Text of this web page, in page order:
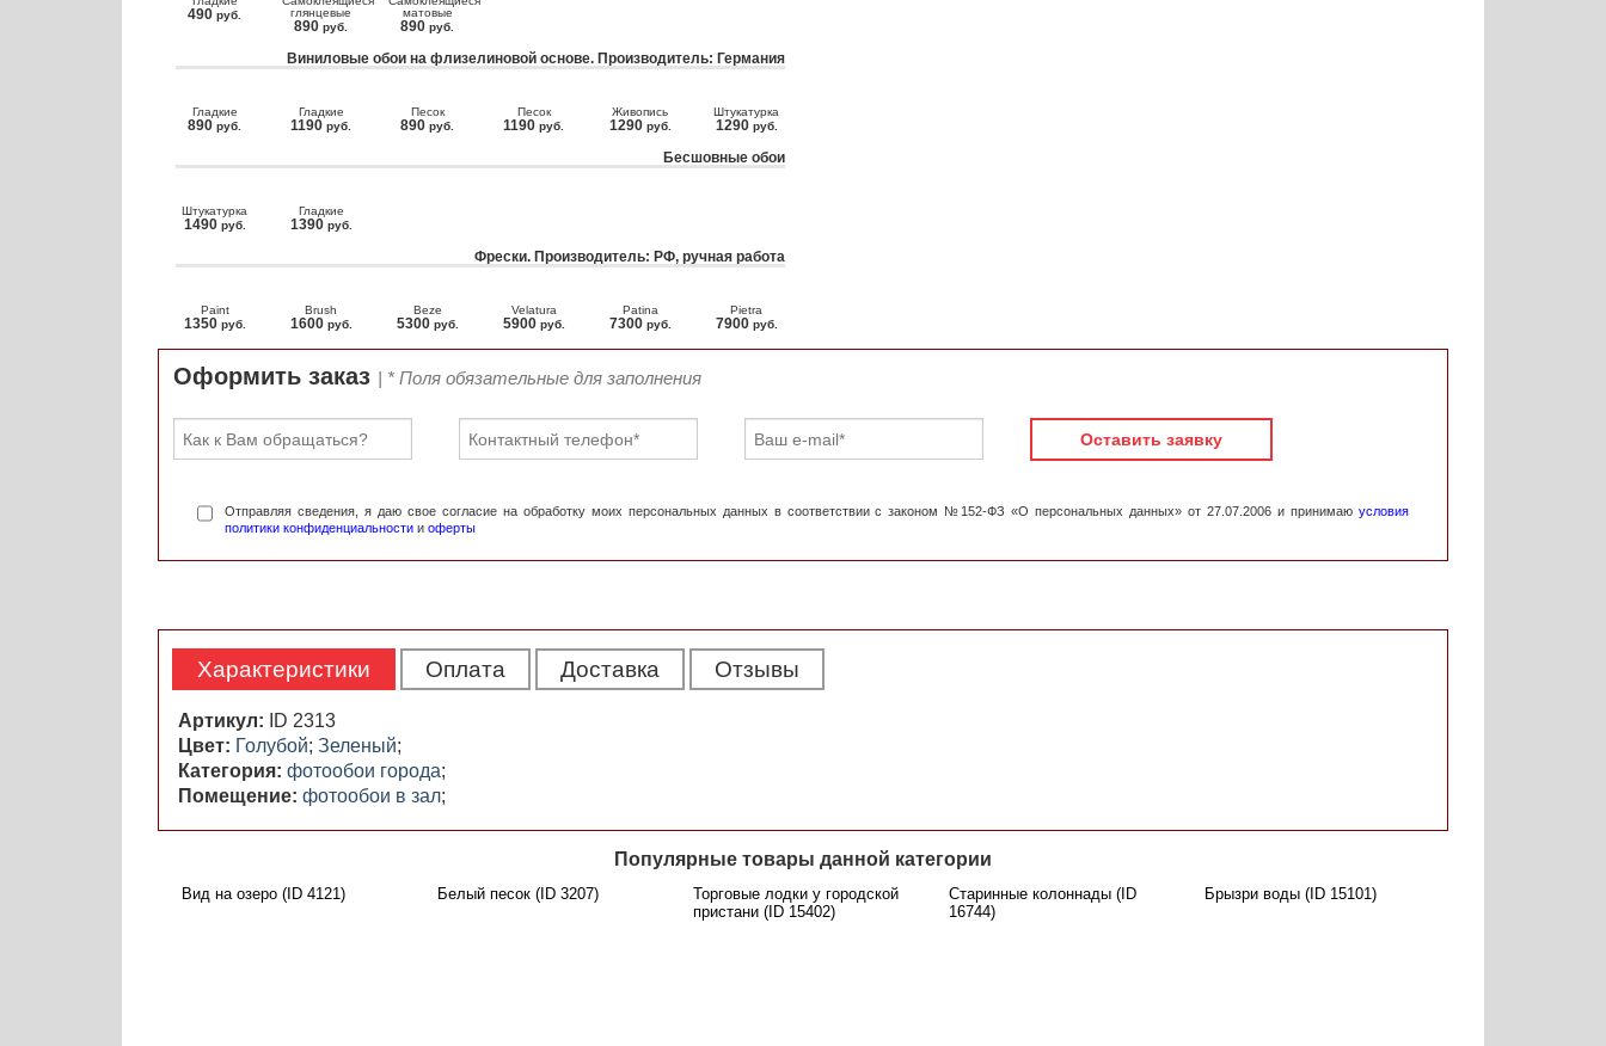
490 руб.
глянцевые
890 руб.
матовые
890 руб.
Виниловые обои на флизелиновой основе. Производитель: Германия
Гладкие
890 руб.
Гладкие
1190 руб.
Песок
890 руб.
Песок
1190 руб.
Живопись
1290 руб.
Штукатурка
1290 руб.
Бесшовные обои
Штукатурка
1490 руб.
Гладкие
1390 руб.
Фрески. Производитель: РФ, ручная работа
Paint
1350 руб.
Brush
1600 руб.
Beze
5300 руб.
Velatura
5900 руб.
Patina
7300 руб.
Pietra
7900 руб.
Оформить заказ | * Поля обязательные для заполнения
Оставить заявку
Отправляя сведения, я даю свое согласие на обработку моих персональных данных в соответствии с законом №152-ФЗ «О персональных данных» от 27.07.2006 и принимаю условия
политики конфиденциальности и оферты
Характеристики Оплата Доставка Отзывы
Артикул:
ID 2313
Цвет: Голубой; Зеленый;
Категория: фотообои города;
Помещение: фотообои в зал;
Популярные товары данной категории
Вид на озеро (ID 4121) Белый песок (ID 3207)
Торговые лодки у городской
пристани (ID 15402)
Старинные колоннады (ID
16744)
Брызри воды (ID 15101)